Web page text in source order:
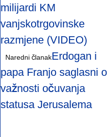
milijardi KM
vanjskotrgovinske
razmjene (VIDEO)
Naredni članakErdogan i
papa Franjo saglasni o
važnosti očuvanja
statusa Jerusalema